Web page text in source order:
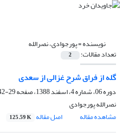
نویسنده =پورجوادی، نصرالله
تعداد مقالات: 2
گله از فراق شرح غزالی از سعدی
دوره 06، شماره 4، اسفند 1388، صفحه
29-42
نصرالله پورجوادی
مشاهده مقاله
اصل مقاله 125.59 K